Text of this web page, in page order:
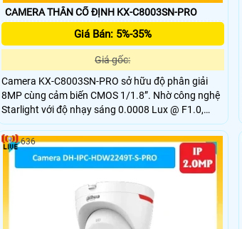
CAMERA THÂN CỐ ĐỊNH KX-C8003SN-PRO
Giá Bán: 5%-35%
Giá gốc:
Camera KX-C8003SN-PRO sở hữu độ phân giải
8MP cùng cảm biến CMOS 1/1.8”. Nhờ công nghệ
Starlight với độ nhạy sáng 0.0008 Lux @ F1.0,
camera cho hình ảnh rõ nét trong điều kiện ánh
sáng cực thấp, kết hợp WDR 120dB và LED ánh
sáng ấm hỗ trợ quan sát ban đêm hiệu quả đến
50m.
636